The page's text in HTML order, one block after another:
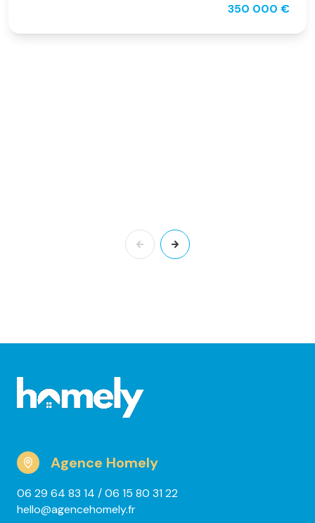
350 000 €
Agence Homely
06 29 64 83 14 / 06 15 80 31 22
hello@agencehomely.fr